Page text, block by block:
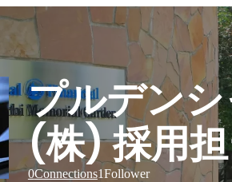
プルデン
(株) 採用
0Connections1Follower